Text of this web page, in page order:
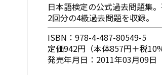
日本語検定の公式過去問題集
2回分の4級過去問題を収録。
ISBN：978-4-487-80549-5
定価942円（本体857円＋税10%
発売年月日：2011年03月09日